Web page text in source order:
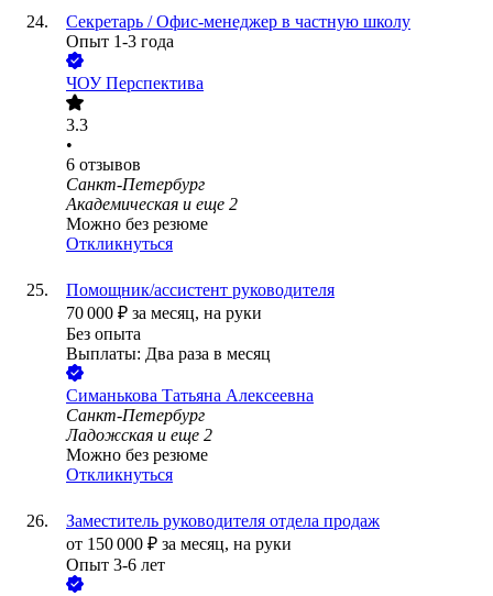
Секретарь / Офис-менеджер в частную школу
Опыт 1-3 года
ЧОУ Перспектива
3.3
•
6 отзывов
Санкт-Петербург
Академическая и еще 2
Можно без резюме
Откликнуться
Помощник/ассистент руководителя
70 000 ₽ за месяц, на руки
Без опыта
Выплаты: Два раза в месяц
Симанькова Татьяна Алексеевна
Санкт-Петербург
Ладожская и еще 2
Можно без резюме
Откликнуться
Заместитель руководителя отдела продаж
от 150 000 ₽ за месяц, на руки
Опыт 3-6 лет